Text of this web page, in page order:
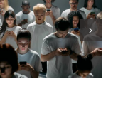
criar
anúncios
incríveis no
Facebook
que